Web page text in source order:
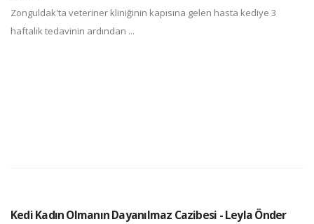
Zonguldak'ta veteriner kliniğinin kapısına gelen hasta kediye 3
haftalık tedavinin ardından ...
Kedi Kadın Olmanın Dayanılmaz Cazibesi - Leyla Önder